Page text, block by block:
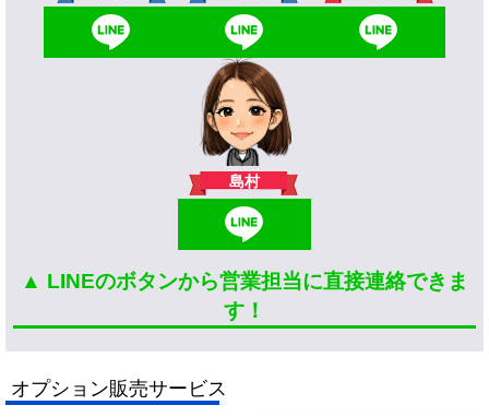
島村
▲ LINEのボタンから営業担当に直接連絡できま
す！
オプション販売サービス